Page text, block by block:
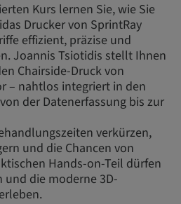
Kurs lernen Sie, wie Sie
Drucker von SprintRay
effizient, präzise und
Joannis Tsiotidis stellt Ihnen
Chairside-Druck von
– nahtlos integriert in den
der Datenerfassung bis zur
verkürzen,
und die Chancen von
Hands-on-Teil dürfen
und die moderne 3D-